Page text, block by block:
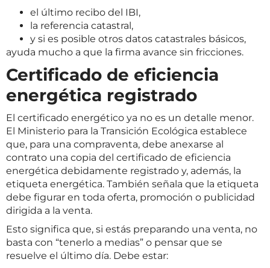
el último recibo del IBI,
la referencia catastral,
y si es posible otros datos catastrales básicos,
ayuda mucho a que la firma avance sin fricciones.
Certificado de eficiencia
energética registrado
El certificado energético ya no es un detalle menor.
El Ministerio para la Transición Ecológica establece
que, para una compraventa, debe anexarse al
contrato una copia del certificado de eficiencia
energética debidamente registrado y, además, la
etiqueta energética. También señala que la etiqueta
debe figurar en toda oferta, promoción o publicidad
dirigida a la venta.
Esto significa que, si estás preparando una venta, no
basta con “tenerlo a medias” o pensar que se
resuelve el último día. Debe estar: